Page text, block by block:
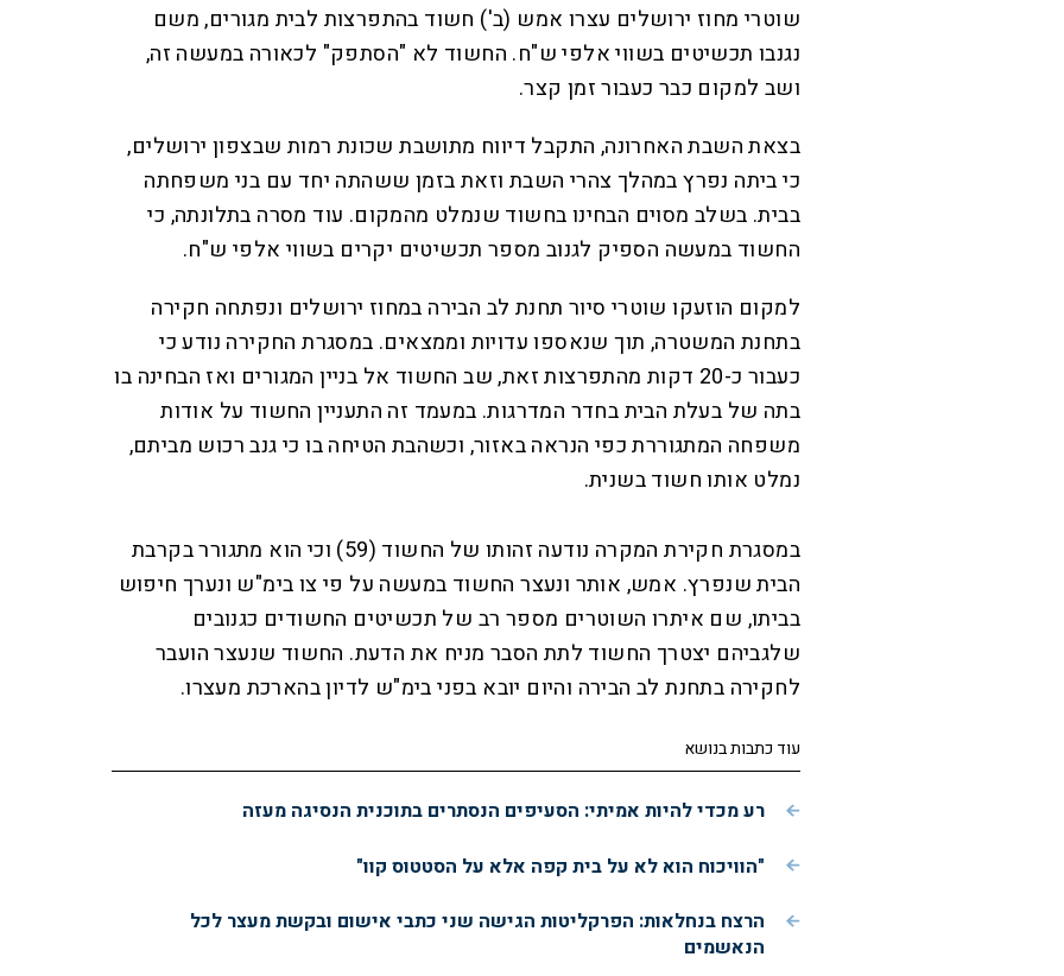
שוטרי מחוז ירושלים עצרו אמש (ב') חשוד בהתפרצות לבית מגורים, משם
נגנבו תכשיטים בשווי אלפי ש"ח. החשוד לא "הסתפק" לכאורה במעשה זה,
ושב למקום כבר כעבור זמן קצר.
בצאת השבת האחרונה, התקבל דיווח מתושבת שכונת רמות שבצפון ירושלים,
כי ביתה נפרץ במהלך צהרי השבת וזאת בזמן ששהתה יחד עם בני משפחתה
בבית. בשלב מסוים הבחינו בחשוד שנמלט מהמקום. עוד מסרה בתלונתה, כי
החשוד במעשה הספיק לגנוב מספר תכשיטים יקרים בשווי אלפי ש"ח.
למקום הוזעקו שוטרי סיור תחנת לב הבירה במחוז ירושלים ונפתחה חקירה
בתחנת המשטרה, תוך שנאספו עדויות וממצאים. במסגרת החקירה נודע כי
כעבור כ-20 דקות מהתפרצות זאת, שב החשוד אל בניין המגורים ואז הבחינה בו
בתה של בעלת הבית בחדר המדרגות. במעמד זה התעניין החשוד על אודות
משפחה המתגוררת כפי הנראה באזור, וכשהבת הטיחה בו כי גנב רכוש מביתם,
נמלט אותו חשוד בשנית.
במסגרת חקירת המקרה נודעה זהותו של החשוד (59) וכי הוא מתגורר בקרבת
הבית שנפרץ. אמש, אותר ונעצר החשוד במעשה על פי צו בימ"ש ונערך חיפוש
בביתו, שם איתרו השוטרים מספר רב של תכשיטים החשודים כגנובים
שלגביהם יצטרך החשוד לתת הסבר מניח את הדעת. החשוד שנעצר הועבר
לחקירה בתחנת לב הבירה והיום יובא בפני בימ"ש לדיון בהארכת מעצרו.
עוד כתבות בנושא
רע מכדי להיות אמיתי: הסעיפים הנסתרים בתוכנית הנסיגה מעזה
"הוויכוח הוא לא על בית קפה אלא על הסטטוס קוו"
הרצח בנחלאות: הפרקליטות הגישה שני כתבי אישום ובקשת מעצר לכל
הנאשמים